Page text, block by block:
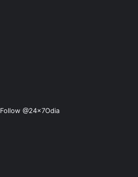
Follow @24x7Odia